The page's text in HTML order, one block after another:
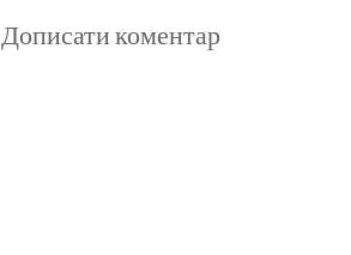
Дописати коментар